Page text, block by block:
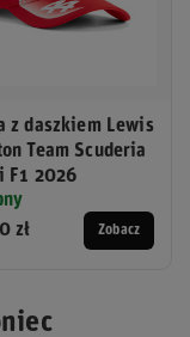
z daszkiem Lewis
Team Scuderia
F1 2026
zł
Zobacz